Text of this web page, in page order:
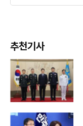
추천기사